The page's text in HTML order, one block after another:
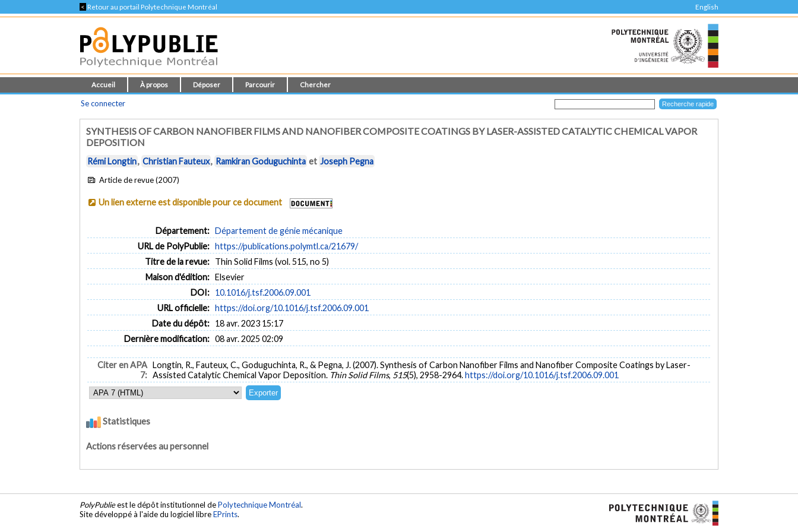
< Retour au portail Polytechnique Montréal English
Accueil À propos Déposer Parcourir Chercher
Se connecter
SYNTHESIS OF CARBON NANOFIBER FILMS AND NANOFIBER COMPOSITE COATINGS BY LASER-ASSISTED CATALYTIC CHEMICAL VAPOR
DEPOSITION
Rémi Longtin, Christian Fauteux, Ramkiran Goduguchinta et Joseph Pegna
Article de revue (2007)
Un lien externe est disponible pour ce document
Département: Département de génie mécanique
URL de PolyPublie: https://publications.polymtl.ca/21679/
Titre de la revue: Thin Solid Films (vol. 515, no 5)
Maison d'édition: Elsevier
DOI: 10.1016/j.tsf.2006.09.001
URL officielle: https://doi.org/10.1016/j.tsf.2006.09.001
Date du dépôt: 18 avr. 2023 15:17
Dernière modification: 08 avr. 2025 02:09
Citer en APA
7:
Longtin, R., Fauteux, C., Goduguchinta, R., & Pegna, J. (2007). Synthesis of Carbon Nanofiber Films and Nanofiber Composite Coatings by Laser-
Assisted Catalytic Chemical Vapor Deposition. Thin Solid Films, 515(5), 2958-2964.https://doi.org/10.1016/j.tsf.2006.09.001
Statistiques
Actions réservées au personnel
PolyPublieest le dépôt institutionnel dePolytechnique Montréal.
Site développé à l'aide du logiciel libreEPrints.